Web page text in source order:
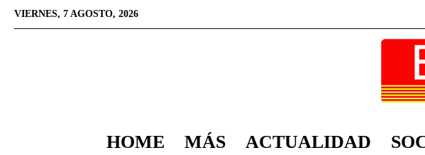
VIERNES, 7 AGOSTO, 2026
HOME MÁS ACTUALIDAD